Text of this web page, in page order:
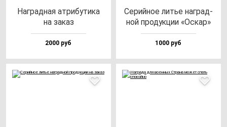
Наг­рад­ная ат­ри­бу­ти­ка
на за­каз
2000 руб
Серий­ное литье наг­рад­
ной про­дук­ции «Оскар»
1000 руб